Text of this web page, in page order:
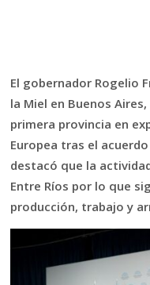
El gobernador Rogelio
la Miel en Buenos
primera provincia en
Europea tras el
destacó que la
Entre Ríos por lo que
producción, trabajo y